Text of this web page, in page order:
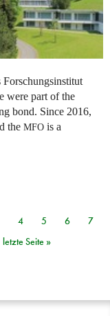
Forschungsinstitut
were part of the
bond. Since 2016,
the MFO is a
4 5 6
7
letzte Seite »